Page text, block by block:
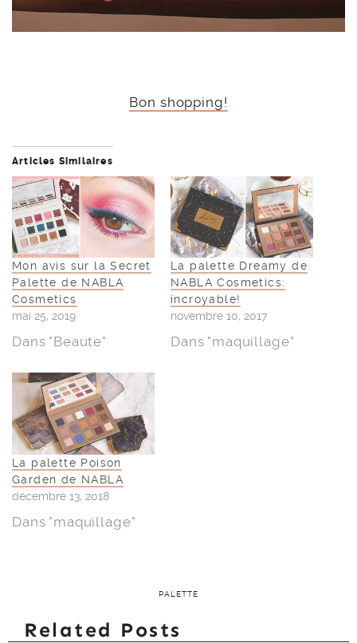
Bon shopping!
Articles Similaires
Mon avis sur la Secret
Palette de NABLA
Cosmetics
mai 25, 2019
Dans "Beaute"
La palette Dreamy de
NABLA Cosmetics:
incroyable!
novembre 10, 2017
Dans "maquillage"
La palette Poison
Garden de NABLA
décembre 13, 2018
Dans "maquillage"
PALETTE
Related Posts